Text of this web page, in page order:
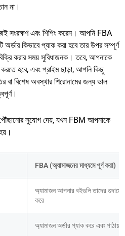
না।
সংরক্ষণ এবং শিপিং করেন। আপনি FBA
কিভাবে প্যাক করা হবে তার উপর সম্পূর্ণ
করার সময় সুবিধাজনক। তবে, আপনাকে
করতে হবে, এবং প্রাইম ছাড়া, আপনি কিছু
বা বিশেষ অবস্থার শিরোনামের জন্য ভাল
সুযোগ দেয়, যখন FBM আপনাকে
FBA (অ্যামাজনের মাধ্যমে পূর্ণ করা)
অ্যামাজন আপনার বইগুলি তাদের গুদামে
করে
অ্যামাজন অর্ডার প্যাক করে এবং পাঠায়